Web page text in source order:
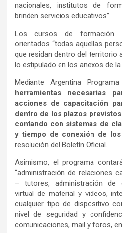
nacionales, institutos de
brinden servicios educativos”.
Los cursos de formación
orientados “todas aquellas
que residan dentro del territorio
lo estipulado en los anexos de
Mediante Argentina
herramientas necesarias
acciones de capacitación
dentro de los plazos
contando con sistemas de
y tiempo de conexión de los
resolución del Boletín Oficial.
Asimismo, el programa
“administración de relaciones
– tutores, administración de
virtual de material y videos,
cualquier tipo de dispositivo
nivel de seguridad y
comunicaciones, mail y foros,